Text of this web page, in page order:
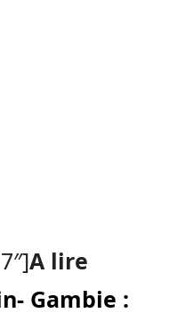
A lire
Gambie :